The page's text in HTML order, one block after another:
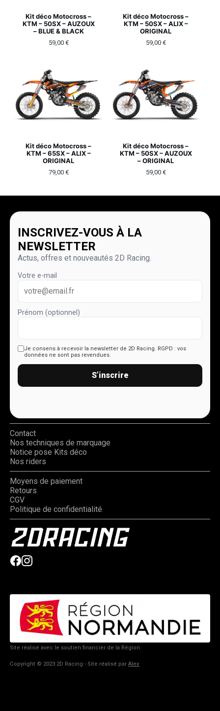
Kit déco Motocross –
KTM – 50SX – AUZOUX
– BLUE & BLACK
59,00 €
Kit déco Motocross –
KTM – 50SX – ALIX –
ORIGINAL
59,00 €
Kit déco Motocross –
KTM – 65SX – ALIX –
ORIGINAL
79,00 €
Kit déco Motocross –
KTM – 50SX – AUZOUX
– ORIGINAL
59,00 €
INSCRIVEZ-VOUS À LA
NEWSLETTER
Actus, offres et nouveautés 2D Racing.
Votre e-mail
Prénom (optionnel)
Je consens à recevoir la newsletter de 2D Racing. RGPD : vos
données ne sont pas revendues.
S’inscrire
Contact
Nos techniques de marquage
Notice pose Kits déco
Nos riders
Moyens de paiement
Retours
CGV
Politique de confidentialité
Site réalisé avec le soutien financier de la Région.
Copyright © 2023 2D Racing - Site réalisé par Alex